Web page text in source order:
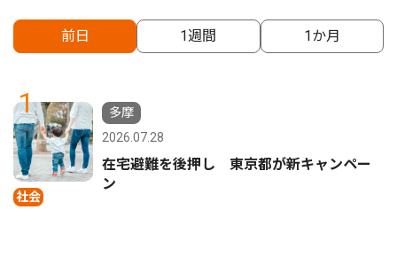
前日 1週間 1か月
1
社会
多摩
2026.07.28
在宅避難を後押し 東京都が新キャンペー
ン